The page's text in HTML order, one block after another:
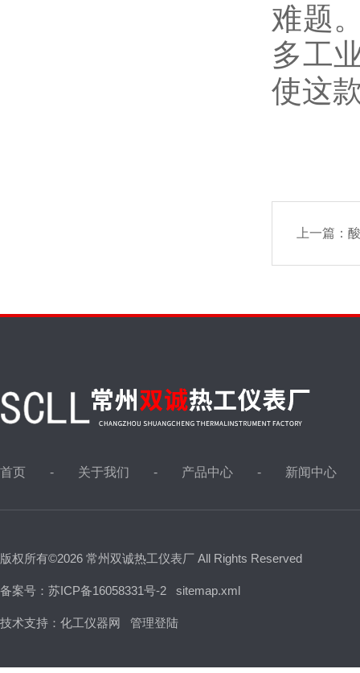
难题
多工
使这
上一篇： 酸
首页 关于我们 产品中心 新闻中心
版权所有©2026 常州双诚热工仪表厂 All Rights Reserved
备案号：苏ICP备16058331号-2 sitemap.xml
技术支持： 化工仪器网 管理登陆